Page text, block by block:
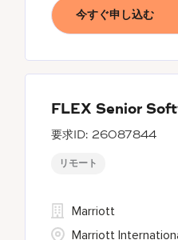
今すぐ申し込む
FLEX Senior
26087844
リモート
Marriott
Marriott